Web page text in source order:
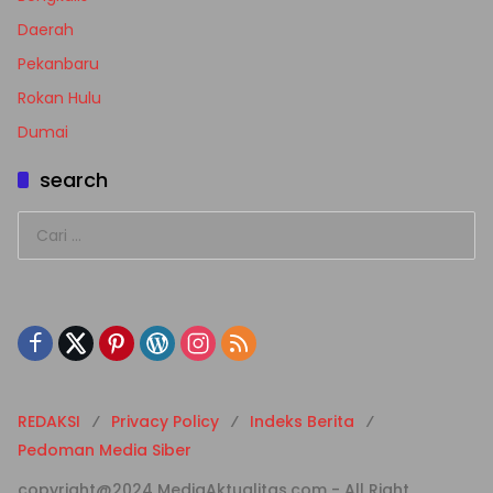
Daerah
Pekanbaru
Rokan Hulu
Dumai
search
untuk:
REDAKSI Privacy Policy
Indeks Berita
Pedoman Media Siber